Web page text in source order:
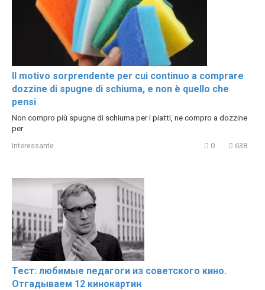
Il motivo sorprendente per cui continuo a comprare
dozzine di spugne di schiuma, e non è quello che
pensi
Non compro più spugne di schiuma per i piatti, ne compro a dozzine
per
Interessante 0 638
Тест: любимые педагоги из советского кино.
Отгадываем 12 кинокартин